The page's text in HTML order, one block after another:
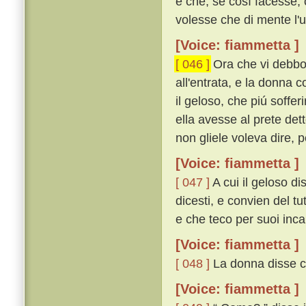
volesse che di mente
[Voice: fiammetta ]
[ 046 ] Ora che vi
all'entrata, e la donna
il geloso, che piú
ella avesse al prete
non gliele voleva dire,
[Voice: fiammetta ]
[ 047 ] A cui il geloso
dicesti, e convien del
e che teco per suoi
[Voice: fiammetta ]
[ 048 ] La donna disse
[Voice: fiammetta ]